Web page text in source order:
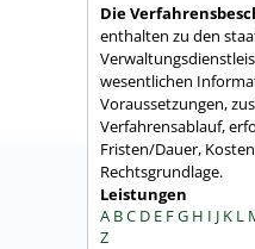
Die
enthalten zu den
wesentlichen
Voraussetzungen,
Verfahrensablauf,
Fristen/Dauer,
Rechtsgrundlage.
Leistungen
A BC D E FG H I J K L
Z